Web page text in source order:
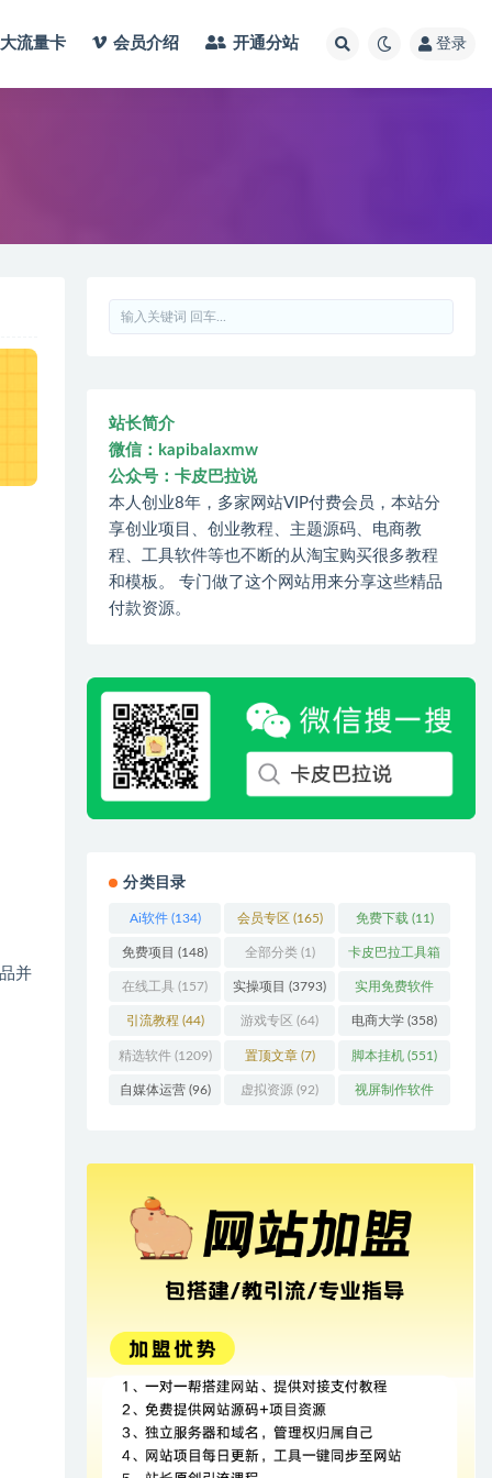
大流量卡 会员介绍 开通分站 登录
并
站长简介
微信：kapibalaxmw
公众号：卡皮巴拉说
本人创业8年，多家网站VIP付费会员，本站分
享创业项目、创业教程、主题源码、电商教
程、工具软件等也不断的从淘宝购买很多教程
和模板。 专门做了这个网站用来分享这些精品
付款资源。
分类目录
Ai软件(134) 会员专区 (165) 免费下载 (11)
免费项目 (148) 全部分类(1) 卡皮巴拉工具箱
(3)
在线工具 (157) 实操项目 (3793) 实用免费软件
(415)
引流教程 (44) 游戏专区 (64) 电商大学 (358)
精选软件(1209) 置顶文章(7) 脚本挂机 (551)
自媒体运营(96) 虚拟资源 (92) 视屏制作软件